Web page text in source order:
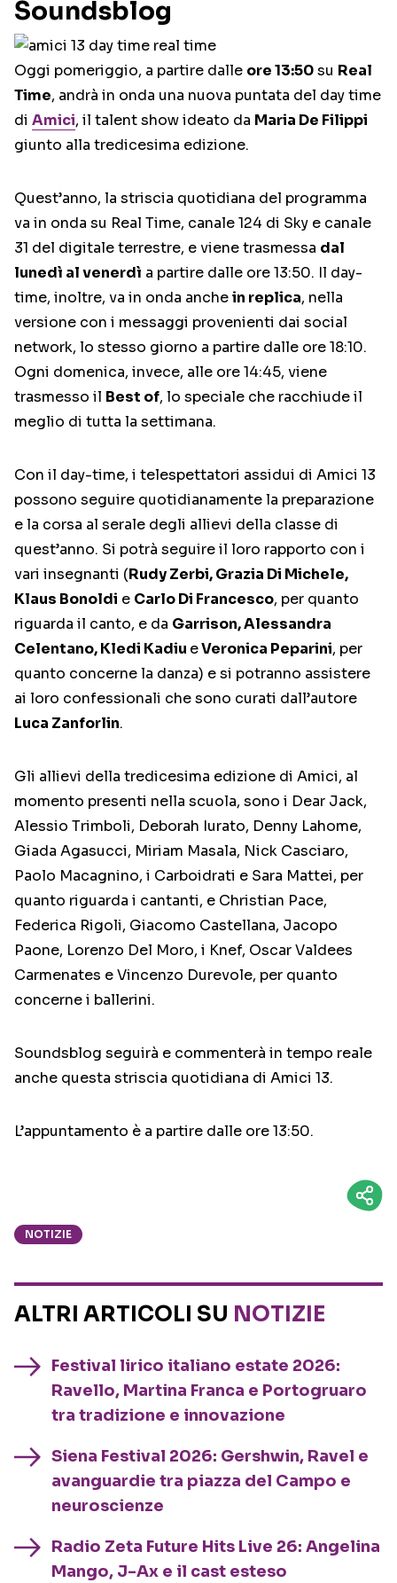
Soundsblog
Oggi pomeriggio, a partire dalle ore 13:50su Real
Time, andrà in onda una nuova puntata del day time
di Amici, il talent show ideato da Maria De Filippi
giunto alla tredicesima edizione.
Quest’anno, la striscia quotidiana del programma
va in onda su Real Time, canale 124 di Sky e canale
31 del digitale terrestre, e viene trasmessa dal
lunedì al venerdì a partire dalle ore 13:50. Il day-
time, inoltre, va in onda anchein replica, nella
versione con i messaggi provenienti dai social
network, lo stesso giorno a partire dalle ore 18:10.
Ogni domenica, invece, alle ore 14:45, viene
trasmesso il Best of, lo speciale che racchiude il
meglio di tutta la settimana.
Con il day-time, i telespettatori assidui di Amici 13
possono seguire quotidianamente la preparazione
e la corsa al serale degli allievi della classe di
quest’anno. Si potrà seguire il loro rapporto con i
vari insegnanti (Rudy Zerbi, Grazia Di Michele,
Klaus Bonoldi e Carlo Di Francesco, per quanto
riguarda il canto, e da Garrison, Alessandra
Celentano, Kledi Kadiu eVeronica Peparini, per
quanto concerne la danza) e si potranno assistere
ai loro confessionali che sono curati dall’autore
Luca Zanforlin.
Gli allievi della tredicesima edizione di Amici, al
momento presenti nella scuola, sono i Dear Jack,
Alessio Trimboli, Deborah Iurato, Denny Lahome,
Giada Agasucci, Miriam Masala, Nick Casciaro,
Paolo Macagnino, i Carboidrati e Sara Mattei, per
quanto riguarda i cantanti, e Christian Pace,
Federica Rigoli, Giacomo Castellana, Jacopo
Paone, Lorenzo Del Moro, i Knef, Oscar Valdees
Carmenates e Vincenzo Durevole, per quanto
concerne i ballerini.
Soundsblog seguirà e commenterà in tempo reale
anche questa striscia quotidiana di Amici 13.
L’appuntamento è a partire dalle ore 13:50.
NOTIZIE
ALTRI ARTICOLI SU NOTIZIE
Festival lirico italiano estate 2026:
Ravello, Martina Franca e Portogruaro
tra tradizione e innovazione
Siena Festival 2026: Gershwin, Ravel e
avanguardie tra piazza del Campo e
neuroscienze
Radio Zeta Future Hits Live 26: Angelina
Mango, J-Ax e il cast esteso